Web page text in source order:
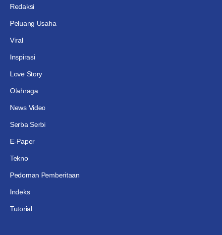
Redaksi
Peluang Usaha
Viral
Inspirasi
Love Story
Olahraga
News Video
Serba Serbi
E-Paper
Tekno
Pedoman Pemberitaan
Indeks
Tutorial